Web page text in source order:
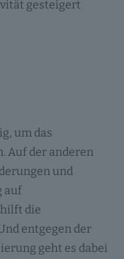
gesteigert
um das
Auf der anderen
und
auf
die
entgegen der
geht es dabei